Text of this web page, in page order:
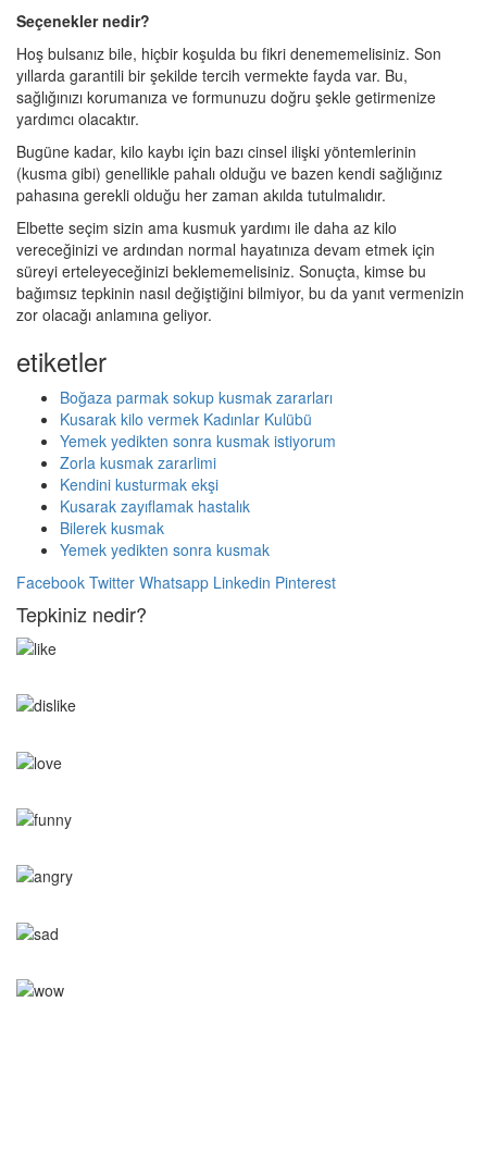
Seçenekler nedir?
Hoş bulsanız bile, hiçbir koşulda bu fikri denememelisiniz. Son
yıllarda garantili bir şekilde tercih vermekte fayda var. Bu,
sağlığınızı korumanıza ve formunuzu doğru şekle getirmenize
yardımcı olacaktır.
Bugüne kadar, kilo kaybı için bazı cinsel ilişki yöntemlerinin
(kusma gibi) genellikle pahalı olduğu ve bazen kendi sağlığınız
pahasına gerekli olduğu her zaman akılda tutulmalıdır.
Elbette seçim sizin ama kusmuk yardımı ile daha az kilo
vereceğinizi ve ardından normal hayatınıza devam etmek için
süreyi erteleyeceğinizi beklememelisiniz. Sonuçta, kimse bu
bağımsız tepkinin nasıl değiştiğini bilmiyor, bu da yanıt vermenizin
zor olacağı anlamına geliyor.
etiketler
Boğaza parmak sokup kusmak zararları
Kusarak kilo vermek Kadınlar Kulübü
Yemek yedikten sonra kusmak istiyorum
Zorla kusmak zararlimi
Kendini kusturmak ekşi
Kusarak zayıflamak hastalık
Bilerek kusmak
Yemek yedikten sonra kusmak
Facebook Twitter Whatsapp Linkedin Pinterest
Tepkiniz nedir?